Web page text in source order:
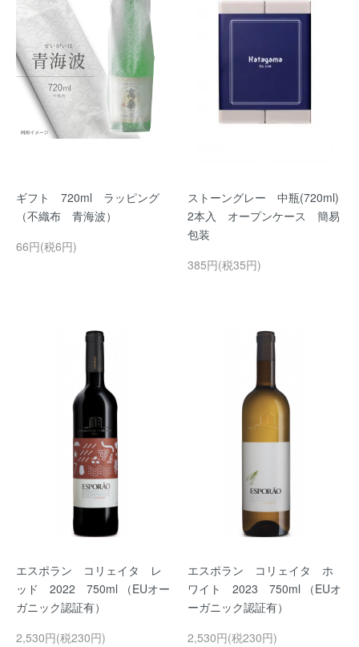
ギフト 720ml ラッピング
（不織布 青海波）
66円(税6円)
ストーングレー 中瓶(720ml)
2本入 オープンケース 簡易
包装
385円(税35円)
エスポラン コリェイタ レ
ッド 2022 750ml （EUオー
ガニック認証有）
2,530円(税230円)
エスポラン コリェイタ ホ
ワイト 2023 750ml （EUオ
ーガニック認証有）
2,530円(税230円)